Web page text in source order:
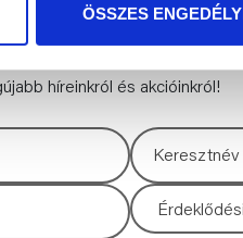
ÖSSZES
híreinkról és akcióinkról!